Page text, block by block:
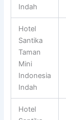
Indah
Hotel
Santika
Taman
Mini
Indonesia
Indah
Hotel